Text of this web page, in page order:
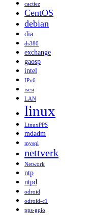
cactiez
CentOS
debian
dia
ds380
exchange
gaosp
intel
IPv6
iscsi
LAN
linux
LinuxPPS
mdadm
mysql
nettverk
Network
ntp
ntpd
odroid
odroid-c1
pps-gpio